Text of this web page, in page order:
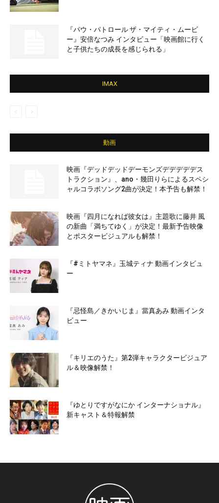
『パウ・パトロール ザ・マイティ・ムービ
ー』安倍なつみ インタビュー「映画館に行く
と子供たちの成長を感じられる」
IMAX
動画
映画『デッドデッドデーモンズデデデデデス
トラクション』、ano・幾田りらによるスペシ
ャルコラボソング2曲が決定！本予告も解禁！
映画『四月になれば彼女は』主題歌に藤井 風
の新曲「満ちてゆく」が決定！最新予告映像
とポスタービジュアルも解禁！
『#ミトヤマネ』玉城ティナ 動画インタビュ
ー
『忌怪島／きかいじま』當真あみ 動画インタ
ビュー
『キリエのうた』第2弾キャラクタービジュア
ル＆映像解禁！
『ゆとりですがなにか インターナショナル』
新キャスト＆特報解禁